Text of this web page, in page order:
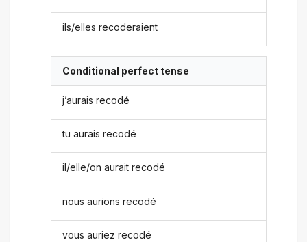
ils/elles recoderaient
Conditional perfect tense
j’aurais recodé
tu aurais recodé
il/elle/on aurait recodé
nous aurions recodé
vous auriez recodé